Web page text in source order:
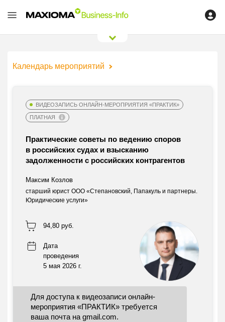
Календарь мероприятий
ВИДЕОЗАПИСЬ ОНЛАЙН-МЕРОПРИЯТИЯ «ПРАКТИК»
ПЛАТНАЯ
Практические советы по ведению споров
в российских судах и взысканию
задолженности с российских контрагентов
Максим Козлов
старший юрист ООО «Степановский, Папакуль и партнеры.
Юридические услуги»
94,80 руб.
Дата
проведения
5 мая 2026 г.
Для доступа к видеозаписи онлайн-
мероприятия «ПРАКТИК» требуется
ваша почта на gmail.com.